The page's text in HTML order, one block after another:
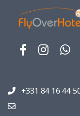
+331 84 16 44